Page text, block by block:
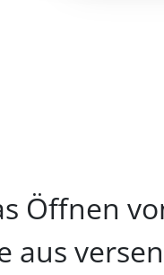
Öffnen
aus